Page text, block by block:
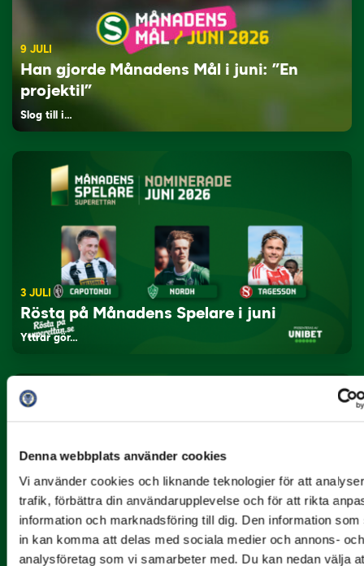
Denna webbplats använder cookies
Vi använder cookies och liknande teknologier för att
trafik, förbättra din användarupplevelse och för att rikta
information och marknadsföring till dig. Den information som
in kan komma att delas med sociala medier och annons- och
analysföretag som vi samarbeter med. Du kan nedan välja
9 JULI
Han gjorde Månadens Mål i juni: ”En
projektil”
Slog till i…
3 JULI
Rösta på Månadens Spelare i juni
Yttrar gör…
3 JULI
Rösta på Månadens Tränare i juni
Här är de…